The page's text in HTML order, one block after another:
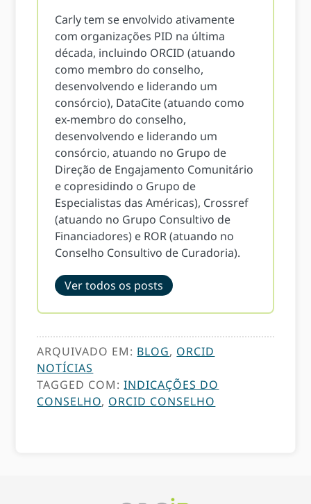
Carly tem se envolvido ativamente
com organizações PID na última
década, incluindo ORCID (atuando
como membro do conselho,
desenvolvendo e liderando um
consórcio), DataCite (atuando como
ex-membro do conselho,
desenvolvendo e liderando um
consórcio, atuando no Grupo de
Direção de Engajamento Comunitário
e copresidindo o Grupo de
Especialistas das Américas), Crossref
(atuando no Grupo Consultivo de
Financiadores) e ROR (atuando no
Conselho Consultivo de Curadoria).
Ver todos os posts
ARQUIVADO EM: BLOG, ORCID
NOTÍCIAS
TAGGED COM:INDICAÇÕES DO
CONSELHO, ORCID CONSELHO